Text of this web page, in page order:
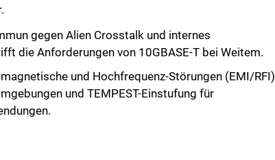
gegen Alien Crosstalk und internes
die Anforderungen von 10GBASE-T bei Weitem.
und Hochfrequenz-Störungen (EMI/RFI)
und TEMPEST-Einstufung für